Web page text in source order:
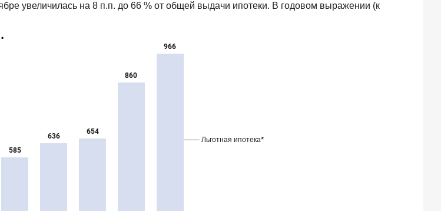
увеличилась на 8 п.п. до 66 % от общей выдачи ипотеки. В годовом выражении (к